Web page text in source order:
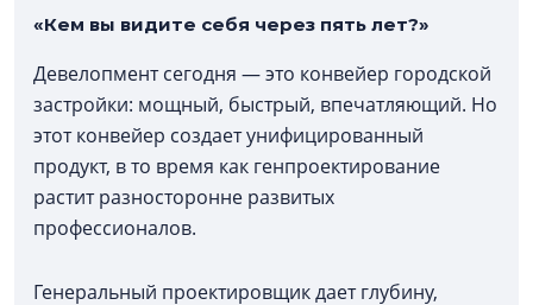
«Кем вы видите себя через пять лет?»
Девелопмент сегодня — это конвейер городской
застройки: мощный, быстрый, впечатляющий. Но
этот конвейер создает унифицированный
продукт, в то время как генпроектирование
растит разносторонне развитых
профессионалов.
Генеральный проектировщик дает глубину,